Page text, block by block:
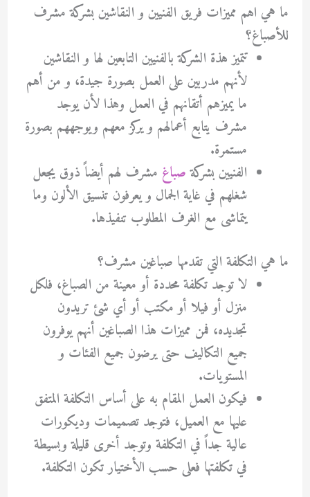
ما هي اهم مميزات فريق الفنيين و النقاشين بشركة مشرف
للأصباغ؟
تتميز هذة الشركة بالفنيين التابعين لها و النقاشين
لأنهم مدربين على العمل بصورة جيدة، و من أهم
ما يميزهم أتقانهم في العمل وهذا لأن يوجد
مشرف يتابع أعمالهم و يركز معهم ويوجههم بصورة
مستمرة.
الفنيين بشركةصباغ مشرف لهم أيضاً ذوق يجعل
شغلهم في غاية الجمال و يعرفون تنسيق الألون وما
يتماشى مع الغرف المطلوب تنفيذها.
ما هي التكلفة التي تقدمها صباغين مشرف؟
لا توجد تكلفة محددة أو معينة من الصباغ، فلكل
منزل أو فيلا أو مكتب أو أي شئ تريدون
تجديده، فمن مميزات هذا الصباغين أنهم يوفرون
جميع التكاليف حتى يرضون جميع الفئات و
المستويات.
فيكون العمل المقام به على أساس التكلفة المتفق
عليها مع العميل، فتوجد تصميمات وديكورات
عالية جداً في التكلفة وتوجد أخرى قليلة وبسيطة
في تكلفتها فعلى حسب الأختيار تكون التكلفة.